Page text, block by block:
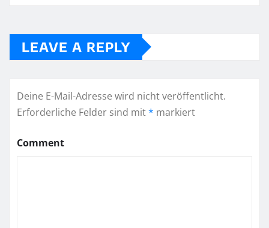
LEAVE A REPLY
Deine E-Mail-Adresse wird nicht veröffentlicht.
Erforderliche Felder sind mit* markiert
Comment